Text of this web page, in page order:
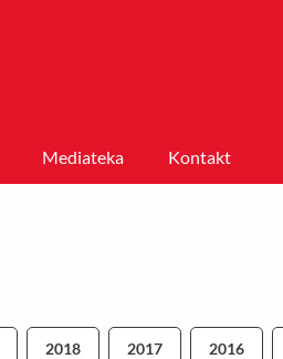
Mediateka Kontakt
2018 2017 2016